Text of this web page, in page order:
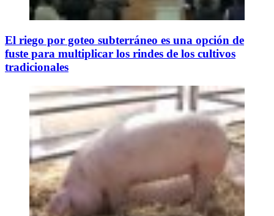
El riego por goteo subterráneo es una opción de
fuste para multiplicar los rindes de los cultivos
tradicionales